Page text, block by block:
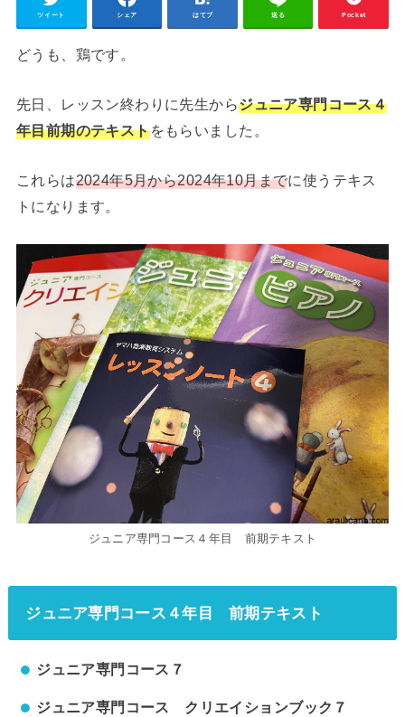
ツイート シェア はてブ 送る Pocket
どうも、鶏です。
先日、レッスン終わりに先生からジュニア専門コース４
年目前期のテキストをもらいました。
これらは2024年5月から2024年10月までに使うテキス
トになります。
ジュニア専門コース４年目 前期テキスト
ジュニア専門コース４年目 前期テキスト
ジュニア専門コース７
ジュニア専門コース クリエイションブック７